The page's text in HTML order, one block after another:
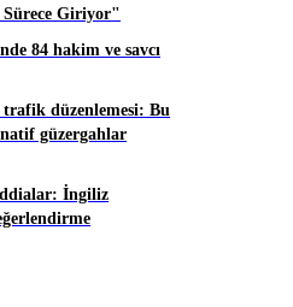
Sürece Giriyor"
84 hakim ve savcı
trafik düzenlemesi: Bu
güzergahlar
İngiliz